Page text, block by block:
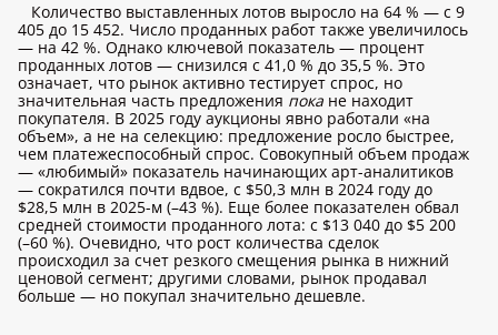
Количество выставленных лотов выросло на 64 % — с 9
405 до 15 452. Число проданных работ также увеличилось
— на 42 %. Однако ключевой показатель — процент
проданных лотов — снизился с 41,0 % до 35,5 %. Это
означает, что рынок активно тестирует спрос, но
значительная часть предложения пока не находит
покупателя. В 2025 году аукционы явно работали «на
объем», а не на селекцию: предложение росло быстрее,
чем платежеспособный спрос. Совокупный объем продаж
— «любимый» показатель начинающих арт-аналитиков
— сократился почти вдвое, с $50,3 млн в 2024 году до
$28,5 млн в 2025-м (–43 %). Еще более показателен обвал
средней стоимости проданного лота: с $13 040 до $5 200
(–60 %). Очевидно, что рост количества сделок
происходил за счет резкого смещения рынка в нижний
ценовой сегмент; другими словами, рынок продавал
больше — но покупал значительно дешевле.